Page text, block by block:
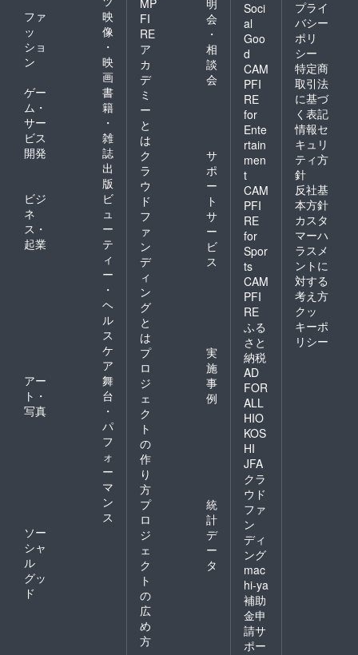
ファ
ッ
ショ
ン
映
像
・
映
画
ゲー
ム・
サー
ビス
開発
書
籍
・
雑
誌
出
版
ビジ
ネ
ス・
起業
ビ
ュ
ー
テ
ィ
ー
・
ヘ
ル
ス
ケ
ア
アー
ト・
写真
舞
台
・
パ
フ
ォ
ー
マ
ン
ス
ソー
シャ
ル
グッ
ド
MP
FI
RE
ア
カ
デ
ミ
ー
と
は
明
会
・
相
談
会
ク
ラ
ウ
ド
フ
ァ
ン
デ
ィ
ン
グ
と
は
サ
ポ
ー
ト
サ
ー
ビ
ス
プ
ロ
ジ
ェ
ク
ト
の
作
り
方
実
施
事
例
プ
ロ
ジ
ェ
ク
ト
の
広
め
方
統
計
デ
ー
タ
Soci
al
Goo
d
CAM
PFI
RE
for
Ente
rtain
men
t
CAM
PFI
RE
for
Spor
ts
CAM
PFI
RE
ふる
さと
納税
AD
FOR
ALL
HIO
KOS
HI
JFA
クラ
ウド
ファ
ン
ディ
ング
mac
hi-ya
補助
金申
請サ
ポー
プライ
バシー
ポリ
シー
特定商
取引法
に基づ
く表記
情報セ
キュリ
ティ方
針
反社基
本方針
カスタ
マーハ
ラスメ
ントに
対する
考え方
クッ
キーポ
リシー